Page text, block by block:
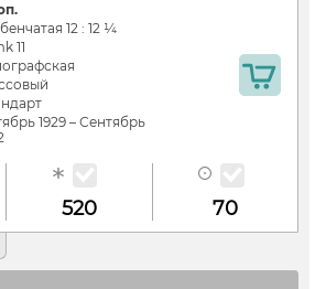
12 : 12 ¼
11
1929 – Сентябрь
520 70